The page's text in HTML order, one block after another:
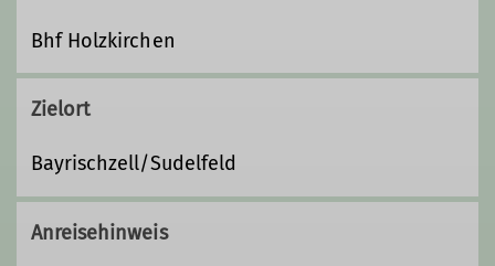
Bhf Holzkirchen
Zielort
Bayrischzell/Sudelfeld
Anreisehinweis